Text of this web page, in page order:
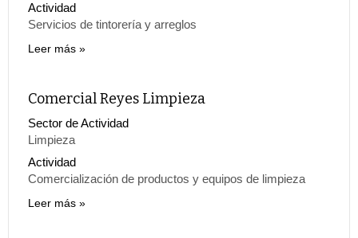
Actividad
Servicios de tintorería y arreglos
Leer más
Comercial Reyes Limpieza
Sector de Actividad
Limpieza
Actividad
Comercialización de productos y equipos de limpieza
Leer más